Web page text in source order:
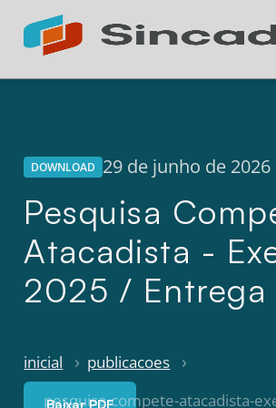
DOWNLOAD 29 de junho de 2026
Pesquisa
Atacadista -
2025 /
inicial
publicacoes
pesquisa-compete-atacadista-
Baixar PDF
Atendimento 24h